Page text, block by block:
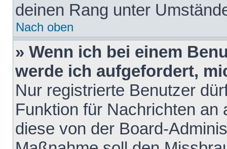
deinen Rang unter
Nach oben
» Wenn ich bei einem
werde ich aufgefordert,
Nur registrierte Benutzer
Funktion für Nachrichten
diese von der Board-